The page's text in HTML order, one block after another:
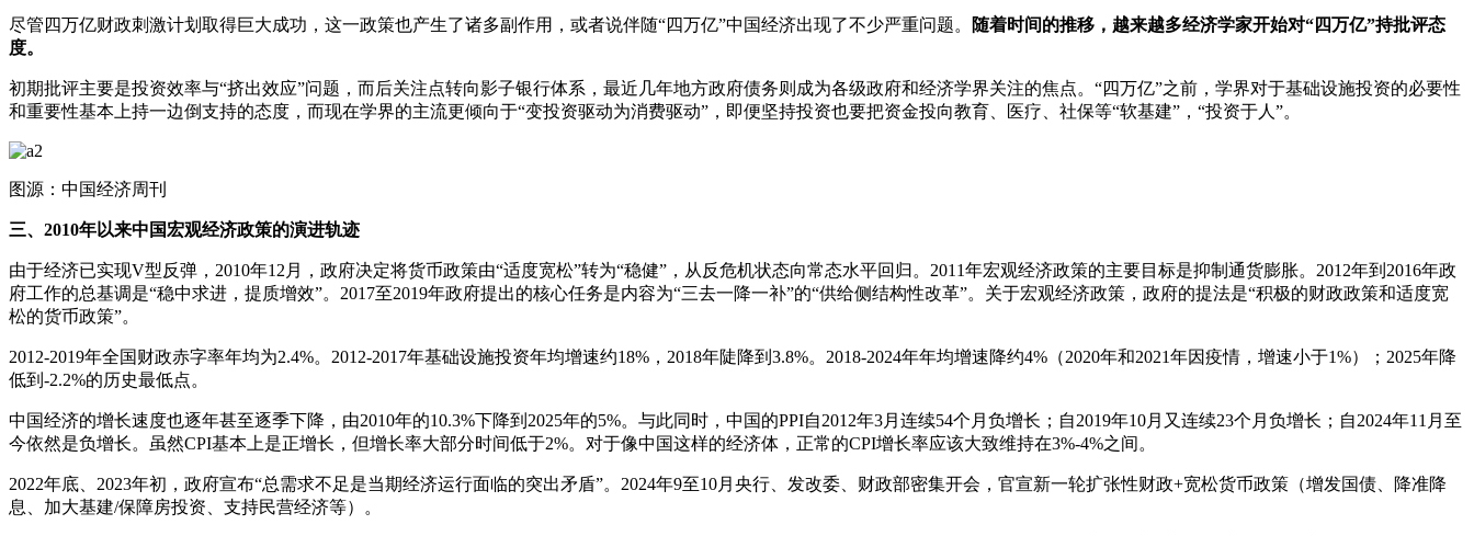
尽管四万亿财政刺激计划取得巨大成功，这一政策也产生了诸多副作用，或者说伴随“四万亿”中国经济出现了不少严重问题。
随着时间的推移，越来越多经济学家开始对“四万亿”持批评态
度。
初期批评主要是投资效率与“挤出效应”问题，而后关注点转向影子银行体系，最近几年地方政府债务则成为各级政府和经济学界关注的焦点。“四万亿”之前，学界对于基础设施投资的必要性
和重要性基本上持一边倒支持的态度，而现在学界的主流更倾向于“变投资驱动为消费驱动”，即便坚持投资也要把资金投向教育、医疗、社保等“软基建”，“投资于人”。
图源：中国经济周刊
三、2010年以来中国宏观经济政策的演进轨迹
由于经济已实现V型反弹，2010年12月，政府决定将货币政策由“适度宽松”转为“稳健”，从反危机状态向常态水平回归。2011年宏观经济政策的主要目标是抑制通货膨胀。2012年到2016年政
府工作的总基调是“稳中求进，提质增效”。2017至2019年政府提出的核心任务是内容为“三去一降一补”的“供给侧结构性改革”。关于宏观经济政策，政府的提法是“积极的财政政策和适度宽
松的货币政策”。
2012-2019年全国财政赤字率年均为2.4%。2012-2017年基础设施投资年均增速约18%，2018年陡降到3.8%。2018-2024年年均增速降约4%（2020年和2021年因疫情，增速小于1%）；2025年降
低到-2.2%的历史最低点。
中国经济的增长速度也逐年甚至逐季下降，由2010年的10.3%下降到2025年的5%。与此同时，中国的PPI自2012年3月连续54个月负增长；自2019年10月又连续23个月负增长；自2024年11月至
今依然是负增长。虽然CPI基本上是正增长，但增长率大部分时间低于2%。对于像中国这样的经济体，正常的CPI增长率应该大致维持在3%-4%之间。
2022年底、2023年初，政府宣布“总需求不足是当期经济运行面临的突出矛盾”。2024年9至10月央行、发改委、财政部密集开会，官宣新一轮扩张性财政+宽松货币政策（增发国债、降准降
息、加大基建/保障房投资、支持民营经济等）。